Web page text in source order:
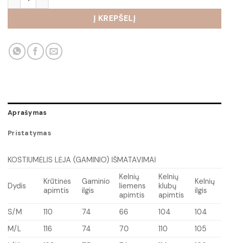
Į KREPŠELĮ
Aprašymas
Pristatymas
KOSTIUMĖLIS LĖJA (GAMINIO) IŠMATAVIMAI
Dydis
Krūtinės
apimtis
Gaminio
ilgis
Kelnių
liemens
apimtis
Kelnių
klubų
apimtis
Kelnių
ilgis
S/M 110 74 66 104
104
M/L
116 74 70 110
105